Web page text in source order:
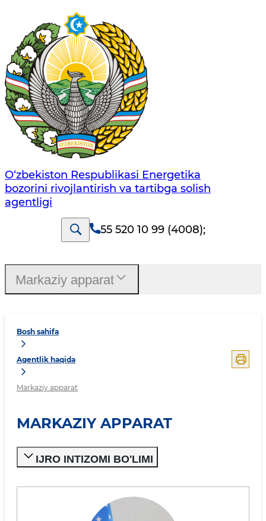
O‘zbekiston Respublikasi Energetika
bozorini rivojlantirish va tartibga solish
agentligi
55 520 10 99 (4008);
Bosh sahifa
Agentlik haqida
Markaziy apparat
MARKAZIY APPARAT
IJRO INTIZOMI BO'LIMI
Markaziy apparat